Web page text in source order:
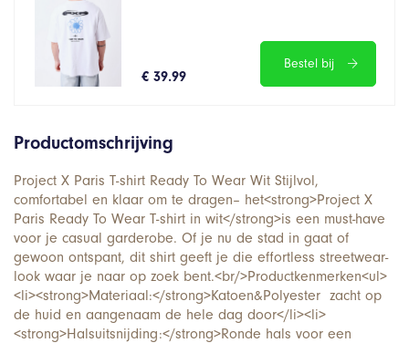
€ 39.99
Bestel bij
Productomschrijving
Project X Paris T-shirt Ready To Wear Wit Stijlvol,
comfortabel en klaar om te dragen– het<strong>Project X
Paris Ready To Wear T-shirt in wit</strong>is een must-have
voor je casual garderobe. Of je nu de stad in gaat of
gewoon ontspant, dit shirt geeft je die effortless streetwear-
look waar je naar op zoek bent.<br/>Productkenmerken<ul>
<li><strong>Materiaal:</strong>Katoen&Polyester zacht op
de huid en aangenaam de hele dag door</li><li>
<strong>Halsuitsnijding:</strong>Ronde hals voor een